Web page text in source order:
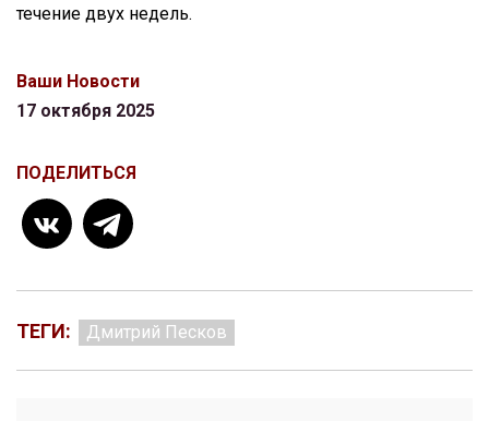
течение двух недель.
Ваши Новости
17 октября 2025
ПОДЕЛИТЬСЯ
ТЕГИ: Дмитрий Песков